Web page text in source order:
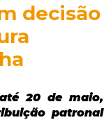
decisão
20 de maio,
patronal